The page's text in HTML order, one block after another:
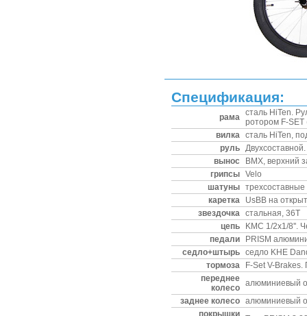
Спецификация:
рама сталь HiTen.
ротором F-SET
вилка сталь HiTen,
руль
вынос
BMX, верхний
грипсы Velo
шатуны трехсоставные
каретка
UsBB на
звездочка стальная, 36T
цепь
KMC 1/2x1/8''.
педали
PRISM
седло+штырь седло KHE
тормоза
F-Set V-
переднее
колесо алюминиевый
заднее колесо алюминиевый
покрышки